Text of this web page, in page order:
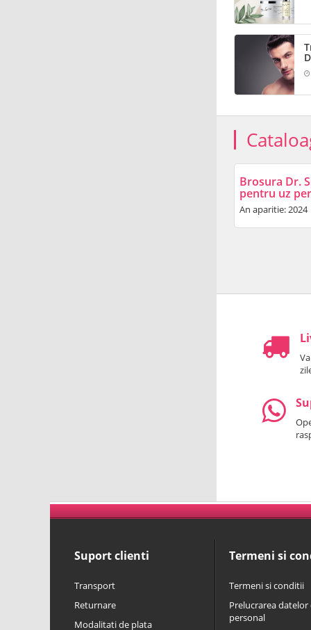
Brosura Dr.
pentru uz
An aparitie: 2024
Suport clienti
Transport
Returnare
Modalitati de plata
Termeni si
Termeni si conditii
Prelucrarea datelor
personal